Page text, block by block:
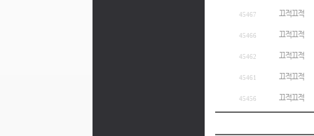
45467 끄적끄적
45466 끄적끄적
45462 끄적끄적
45461 끄적끄적
45456 끄적끄적